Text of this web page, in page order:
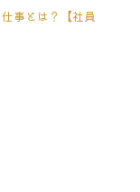
事とは？【社員